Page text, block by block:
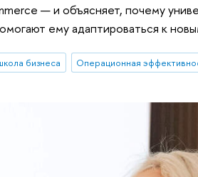
— и объясняет, почему
ему адаптироваться к
бизнеса